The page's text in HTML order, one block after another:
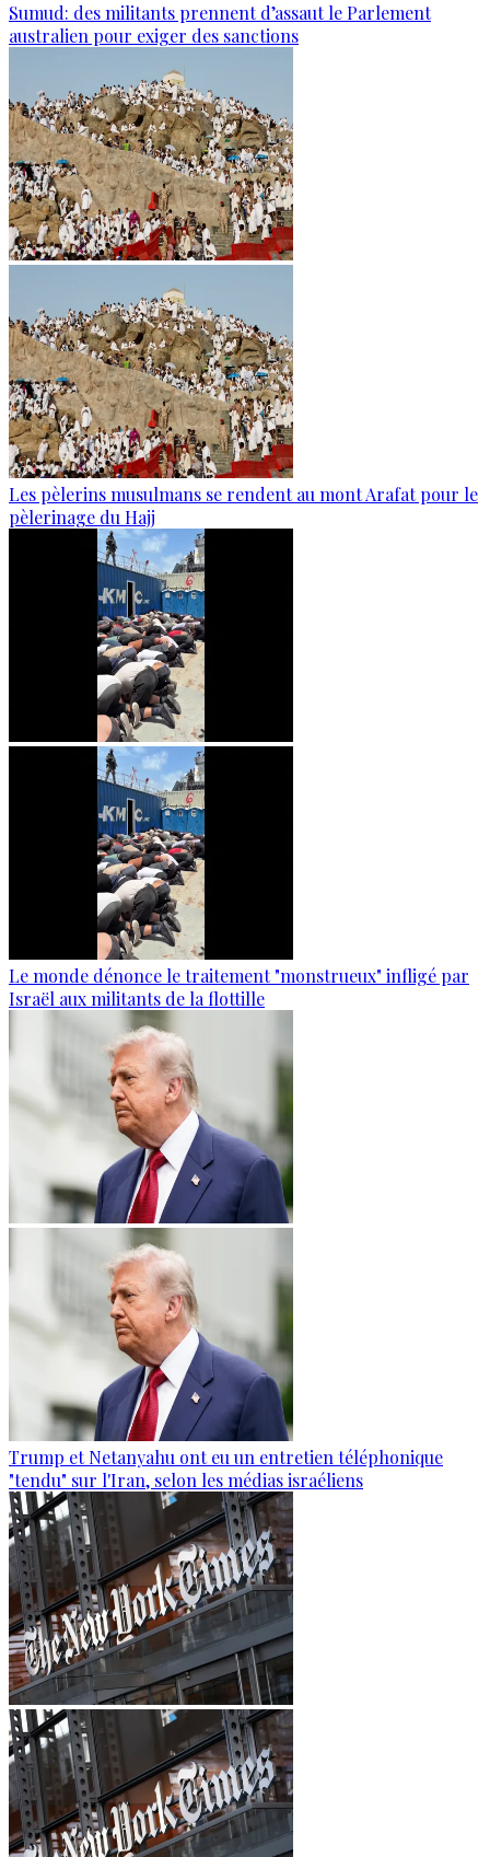
Sumud: des militants prennent d’assaut le Parlement
australien pour exiger des sanctions
Les pèlerins musulmans se rendent au mont Arafat pour le
pèlerinage du Hajj
Le monde dénonce le traitement "monstrueux" infligé par
Israël aux militants de la flottille
Trump et Netanyahu ont eu un entretien téléphonique
"tendu" sur l'Iran, selon les médias israéliens